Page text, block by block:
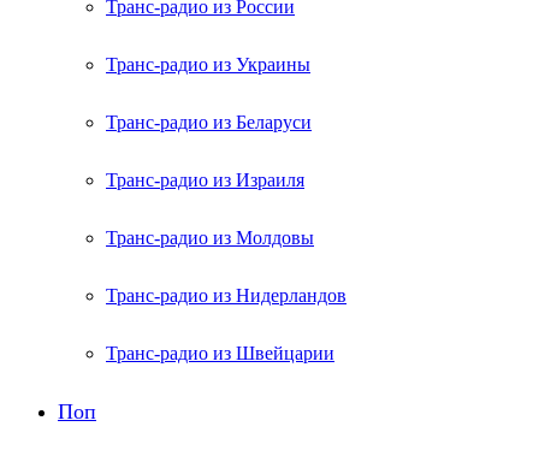
Транс-радио из России
Транс-радио из Украины
Транс-радио из Беларуси
Транс-радио из Израиля
Транс-радио из Молдовы
Транс-радио из Нидерландов
Транс-радио из Швейцарии
Поп